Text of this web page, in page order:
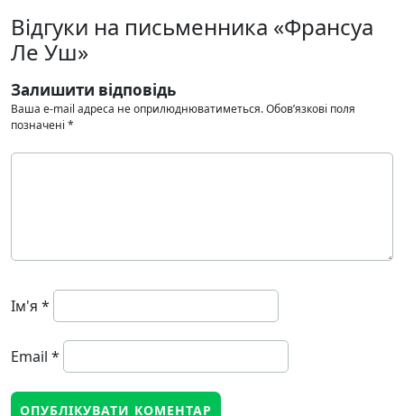
Відгуки на письменника «Франсуа
Ле Уш»
Залишити відповідь
Ваша e-mail адреса не оприлюднюватиметься.Обов’язкові поля
позначені *
Ім'я *
Email *